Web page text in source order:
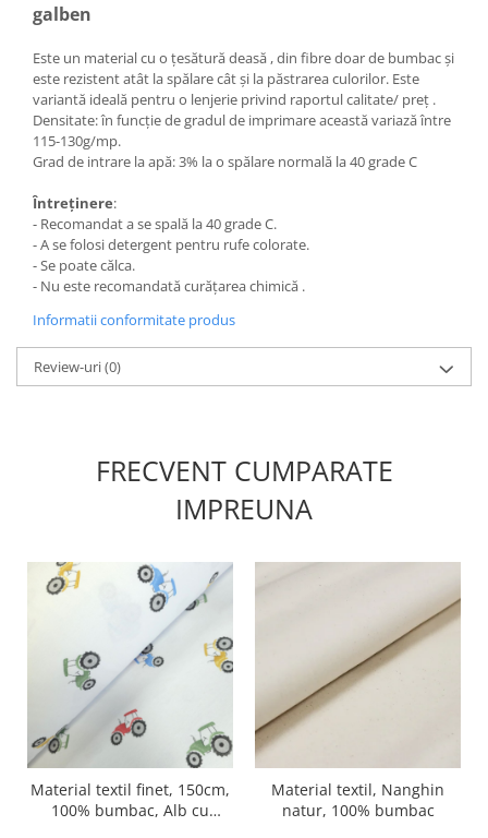
galben
Este un material cu o țesătură deasă , din fibre doar de bumbac și
este rezistent atât la spălare cât și la păstrarea culorilor. Este
variantă ideală pentru o lenjerie privind raportul calitate/ preț .
Densitate: în funcție de gradul de imprimare această variază între
115-130g/mp.
Grad de intrare la apă: 3% la o spălare normală la 40 grade C
Întreținere:
- Recomandat a se spală la 40 grade C.
- A se folosi detergent pentru rufe colorate.
- Se poate călca.
- Nu este recomandată curățarea chimică .
Informatii conformitate produs
Review-uri(0)
FRECVENT CUMPARATE
IMPREUNA
Material textil finet, 150cm,
100% bumbac, Alb cu
Material textil, Nanghin
natur, 100% bumbac